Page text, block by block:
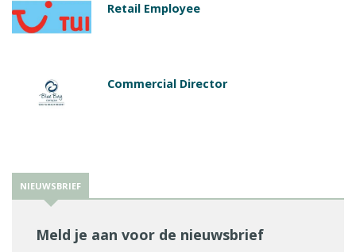
Retail Employee
Commercial Director
NIEUWSBRIEF
Meld je aan voor de nieuwsbrief